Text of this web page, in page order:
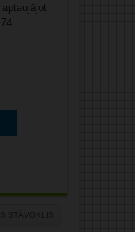
aptaujājot
STĀVOKLIS